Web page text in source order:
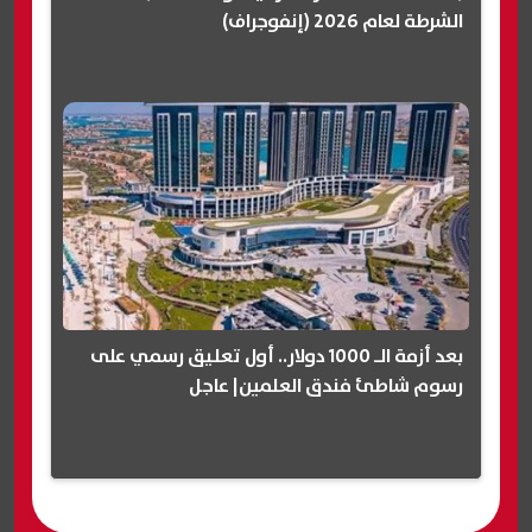
الشرطة لعام 2026 (إنفوجراف)
بعد أزمة الـ 1000 دولار.. أول تعليق رسمي على
رسوم شاطئ فندق العلمين| عاجل